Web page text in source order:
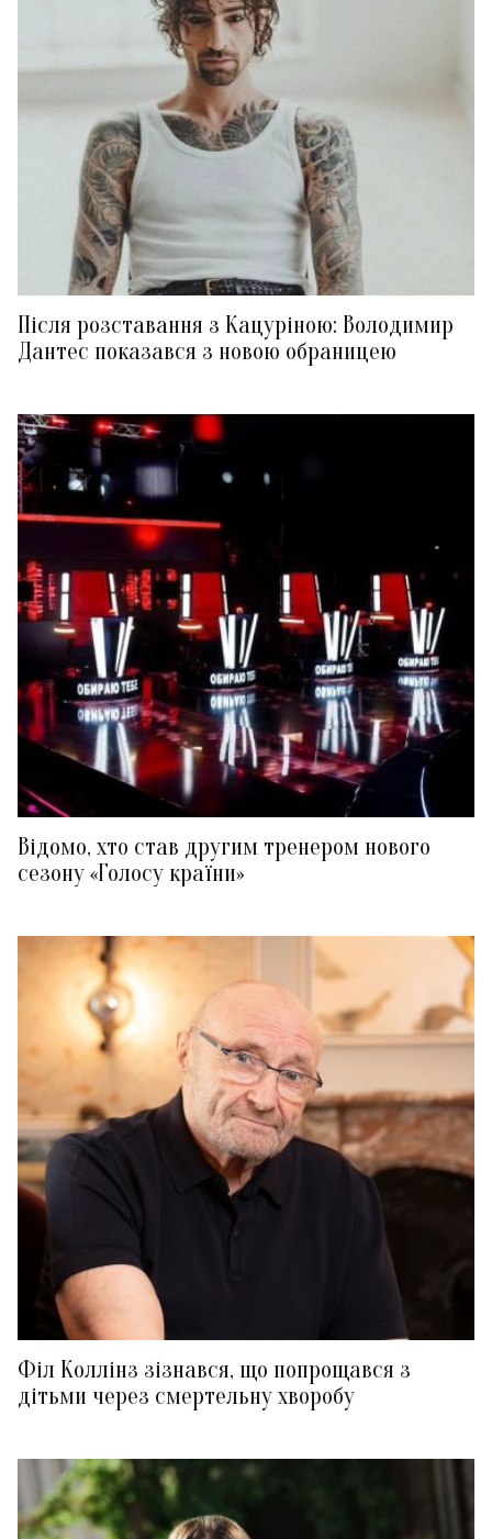
Після розставання з Кацуріною: Володимир
Дантес показався з новою обраницею
Відомо, хто став другим тренером нового
сезону «Голосу країни»
Філ Коллінз зізнався, що попрощався з
дітьми через смертельну хворобу